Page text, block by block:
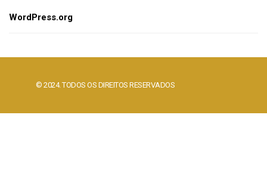
WordPress.org
© 2024. TODOS OS DIREITOS RESERVADOS